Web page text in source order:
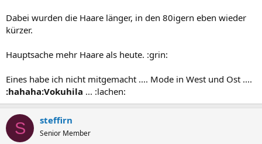
Dabei wurden die Haare länger, in den 80igern eben wieder
kürzer.
Hauptsache mehr Haare als heute. :grin:
Eines habe ich nicht mitgemacht .... Mode in West und Ost ....
:hahaha:Vokuhila ... :lachen:
S steffirn
Senior Member